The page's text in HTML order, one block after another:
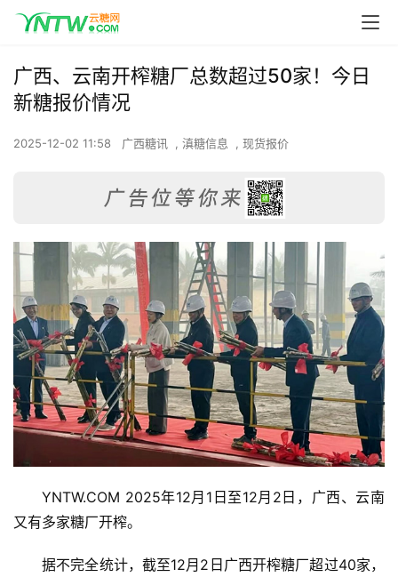
广西、云南开榨糖厂总数超过50家！今日
新糖报价情况
2025-12-02 11:58 广西糖讯 , 滇糖信息 , 现货报价
YNTW.COM 2025年12月1日至12月2日，广西、云南
又有多家糖厂开榨。
据不完全统计，截至12月2日广西开榨糖厂超过40家，